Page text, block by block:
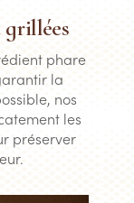
phare
la
nos
les
préserver